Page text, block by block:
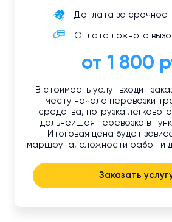
Доплата за
Оплата ложного
от 1 800
В стоимость услуг входит
месту начала перевозки
средства, погрузка
дальнейшая перевозка в
Итоговая цена будет
маршрута, сложности работ и
Заказать